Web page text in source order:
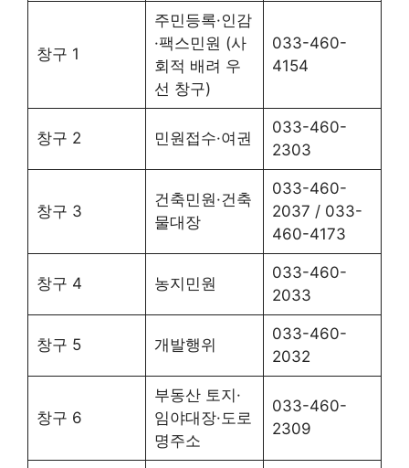
창구 1
주민등록·인감
·팩스민원 (사
회적 배려 우
선 창구)
033-460-
4154
창구 2 민원접수·여권
033-460-
2303
창구 3
건축민원·건축
물대장
033-460-
2037 / 033-
460-4173
창구 4 농지민원
033-460-
2033
창구 5 개발행위
033-460-
2032
창구 6
부동산 토지·
임야대장·도로
명주소
033-460-
2309